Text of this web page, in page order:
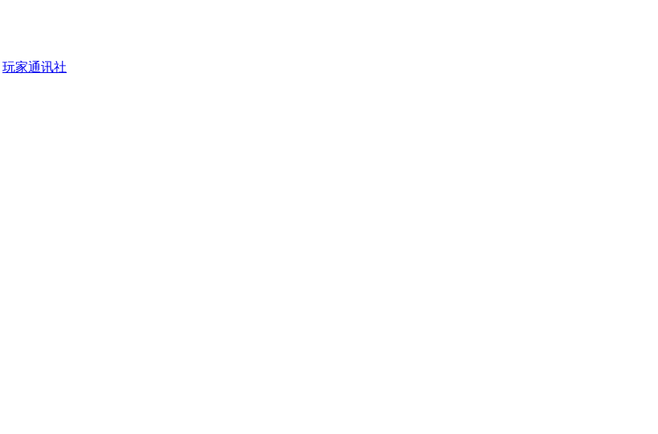
玩家通讯社